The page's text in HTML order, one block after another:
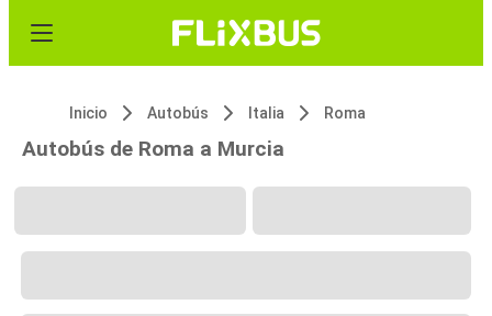
Inicio Autobús Italia Roma
Autobús de Roma a Murcia